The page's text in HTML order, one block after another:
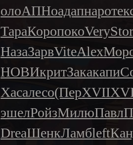
олоАПНоадапнаро
ТараКоропокоVeryStor
НазаЗарвViteAlex
НОВИкритЗакакапи
Хасалесо(ПерXVII
эшелРойзМилюПавл
DreaШенкЛамбleft